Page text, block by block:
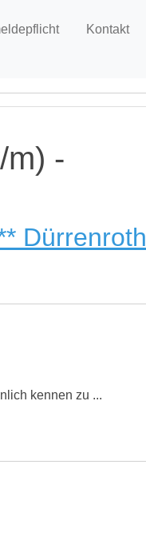
Kontakt
m) -
Dürrenroth
kennen zu ...